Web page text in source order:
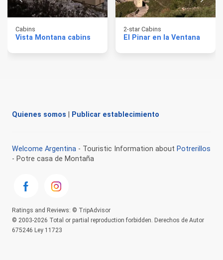
Cabins
Vista Montana cabins
2-star Cabins
El Pinar en la Ventana
Quienes somos Publicar establecimiento
Welcome Argentina - Touristic Information about Potrerillos
- Potre casa de Montaña
Ratings and Reviews: © TripAdvisor
© 2003-2026 Total or partial reproduction forbidden. Derechos de Autor
675246 Ley 11723